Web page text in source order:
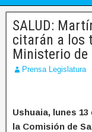
SALUD:
citarán a los
Ministerio de
Prensa Legislatura
Ushuaia, lunes
la Comisión de